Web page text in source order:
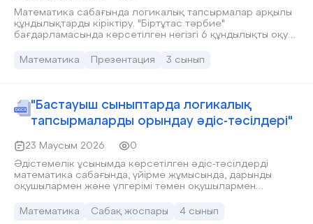
Математика сабағында логикалық тапсырмалар арқылы
құндылықтарды кіріктіру. "Біртұтас тәрбие"
бағдарламасында көрсетілген негізгі 6 құндылықты оқу
қалыптасуына ықпал ететін сабақ.
Математика Презентация 3 сынып
"Бастауыш сыныптарда логикалық
тапсырмаларды орындау әдіс-тәсілдері"
23 Маусым 2026
0
Әдістемелік ұсынымда көрсетілген әдіс-тәсілдерді
математика сабағында, үйірме жұмысында, дарынды
оқушылармен және үлгерімі төмен оқушылармен
білім беру педагогтеріне әдістемелік көмек ретінде
Математика Сабақ жоспары 4 сынып